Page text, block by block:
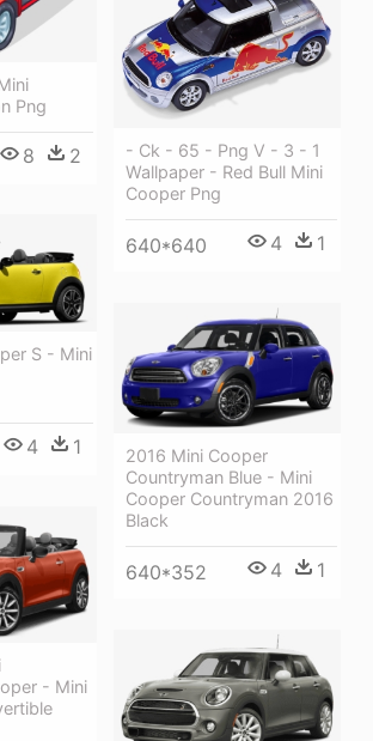
Png
8 2
- Ck - 65 - Png V - 3 - 1
Wallpaper - Red Bull Mini
Cooper Png
640*640 4 1
S - Mini
4 1
2016 Mini Cooper
Countryman Blue - Mini
Cooper Countryman 2016
Black
640*352 4 1
- Mini